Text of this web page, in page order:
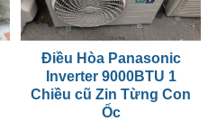
Điều Hòa Panasonic
Inverter 9000BTU 1
Chiều cũ Zin Từng Con
Ốc